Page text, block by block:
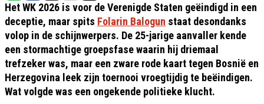
Het WK 2026 is voor de Verenigde Staten geëindigd in een
deceptie, maar spits Folarin Balogun staat desondanks
volop in de schijnwerpers. De 25-jarige aanvaller kende
een stormachtige groepsfase waarin hij driemaal
trefzeker was, maar een zware rode kaart tegen Bosnië en
Herzegovina leek zijn toernooi vroegtijdig te beëindigen.
Wat volgde was een ongekende politieke klucht.